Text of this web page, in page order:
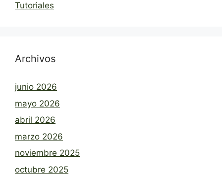
Tutoriales
Archivos
junio 2026
mayo 2026
abril 2026
marzo 2026
noviembre 2025
octubre 2025